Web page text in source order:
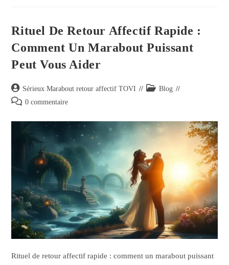
Rituel De Retour Affectif Rapide :
Comment Un Marabout Puissant
Peut Vous Aider
Sérieux Marabout retour affectif TOVI
Blog
0 commentaire
Rituel de retour affectif rapide : comment un marabout puissant